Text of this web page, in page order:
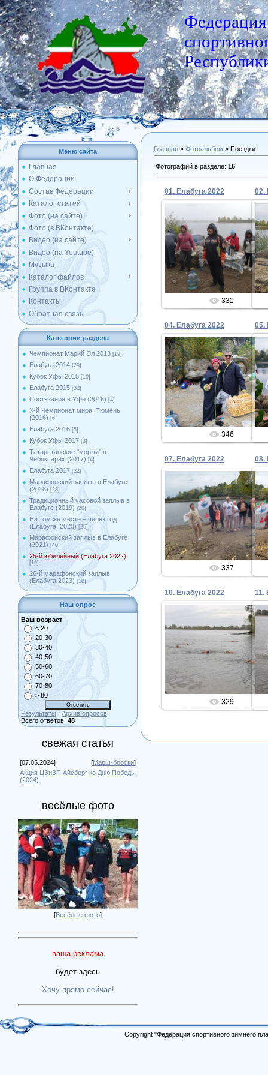
Федерация
Меню сайта
Главная
О Федерации
Состав Федерации
Каталог статей
Фото (на сайте)
Фото (в ВКонтакте)
Видео (на сайте)
Видео (на Youtube)
Музыка
Каталог файлов
Группа в ВКонтакте
Контакты
Обратная связь
Категории раздела
Чемпионат Марий Эл 2013 [19]
Елабуга 2014 [29]
Кубок Уфы 2015 [10]
Елабуга 2015 [32]
Состязания в Уфе (2016) [4]
X-й Чемпионат мира, Тюмень
(2016) [6]
Елабуга 2016 [5]
Кубок Уфы 2017 [3]
Татарстанские ''моржи'' в
Чебоксарах (2017) [4]
Елабуга 2017 [22]
Марафонский заплыв в Елабуге
(2018) [28]
Традиционный часовой заплыв в
Елабуге (2019) [20]
На том же месте – через год
(Елабуга, 2020) [25]
Марафонский заплыв в Елабуге
(2021) [40]
25-й юбилейный (Елабуга 2022)
[16]
26-й марафонский заплыв
(Елабуга 2023) [18]
Наш опрос
Ваш возраст
< 20
20-30
30-40
40-50
50-60
60-70
70-80
> 80
Результаты | Архив опросов
Всего ответов: 48
свежая статья
[07.05.2024] [Марш-броски]
Акция ЦЗиЗП Айсберг ко Дню Победы
(2024)
весёлые фото
[Весёлые фото]
ваша реклама
будет здесь
Хочу прямо сейчас!
Главная » Фотоальбом » Поездки
Фотографий в разделе: 16
01. Елабуга 2022
29.09.2022
Admin
331
02.
04. Елабуга 2022
29.09.2022
Admin
346
05.
07. Елабуга 2022
29.09.2022
Admin
337
08.
10. Елабуга 2022
29.09.2022
Admin
329
11.
Copyright "Федерация спортивного зимнего